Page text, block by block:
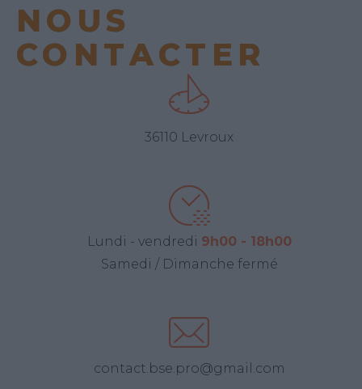
NOUS
CONTACTER
36110 Levroux
Lundi - vendredi 9h00 - 18h00
Samedi / Dimanche fermé
contact.bse.pro@gmail.com